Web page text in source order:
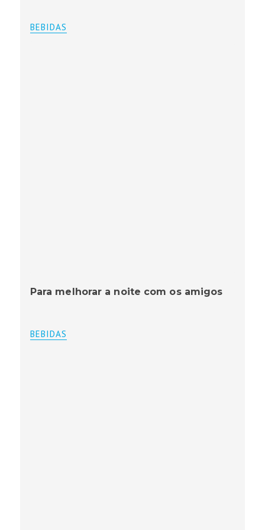
BEBIDAS
Para melhorar a noite com os amigos
BEBIDAS